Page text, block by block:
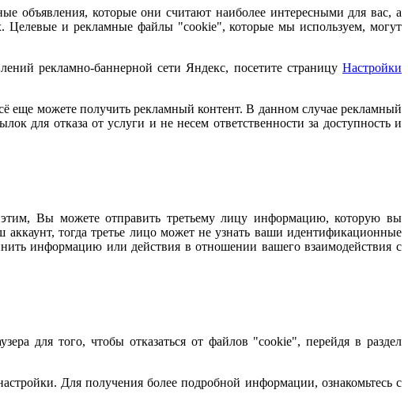
объявления, которые они считают наиболее интересными для вас, а
Целевые и рекламные файлы "cookie", которые мы используем, могут
рекламно-баннерной сети Яндекс, посетите страницу Настройки
еще можете получить рекламный контент. В данном случае рекламный
для отказа от услуги и не несем ответственности за доступность и
Вы можете отправить третьему лицу информацию, которую вы
аккаунт, тогда третье лицо может не узнать ваши идентификационные
информацию или действия в отношении вашего взаимодействия с
для того, чтобы отказаться от файлов "cookie", перейдя в раздел
Для получения более подробной информации, ознакомьтесь с